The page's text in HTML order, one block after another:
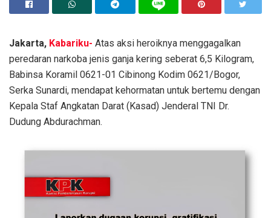
Jakarta, Kabariku- Atas aksi heroiknya menggagalkan
peredaran narkoba jenis ganja kering seberat 6,5 Kilogram,
Babinsa Koramil 0621-01 Cibinong Kodim 0621/Bogor,
Serka Sunardi, mendapat kehormatan untuk bertemu dengan
Kepala Staf Angkatan Darat (Kasad) Jenderal TNI Dr.
Dudung Abdurachman.